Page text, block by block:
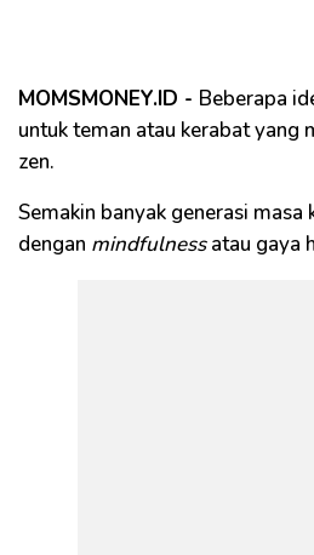
MOMSMONEY.ID - Beberapa
untuk teman atau kerabat yang
zen.
Semakin banyak generasi masa
dengan mindfulnessatau gaya